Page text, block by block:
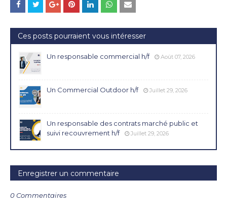
Ces posts pourraient vous intéresser
Un responsable commercial h/f Août 07, 2026
Un Commercial Outdoor h/f Juillet 29, 2026
Un responsable des contrats marché public et
suivi recouvrement h/f
Juillet 29, 2026
Enregistrer un commentaire
0 Commentaires